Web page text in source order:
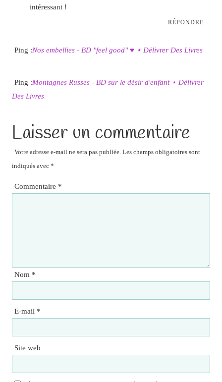
intéressant !
RÉPONDRE
Ping :Nos embellies - BD "feel good" ♥ ⋆ Délivrer Des Livres
Ping :Montagnes Russes - BD sur le désir d'enfant ⋆ Délivrer
Des Livres
Laisser un commentaire
Votre adresse e-mail ne sera pas publiée. Les champs obligatoires sont
indiqués avec *
Commentaire *
Nom *
E-mail *
Site web